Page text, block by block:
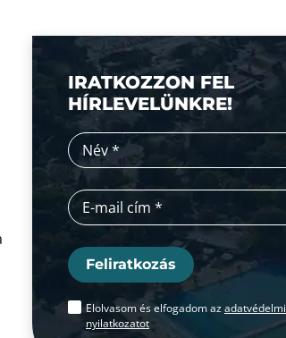
IRATKOZZON FEL
HÍRLEVELÜNKRE!
Feliratkozás
Elolvasom és elfogadom azadatvédelmi
nyilatkozatot